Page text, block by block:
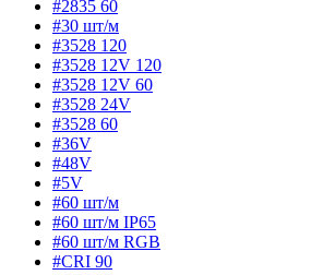
#2835 60
#30 шт/м
#3528 120
#3528 12V 120
#3528 12V 60
#3528 24V
#3528 60
#36V
#48V
#5V
#60 шт/м
#60 шт/м IP65
#60 шт/м RGB
#CRI 90